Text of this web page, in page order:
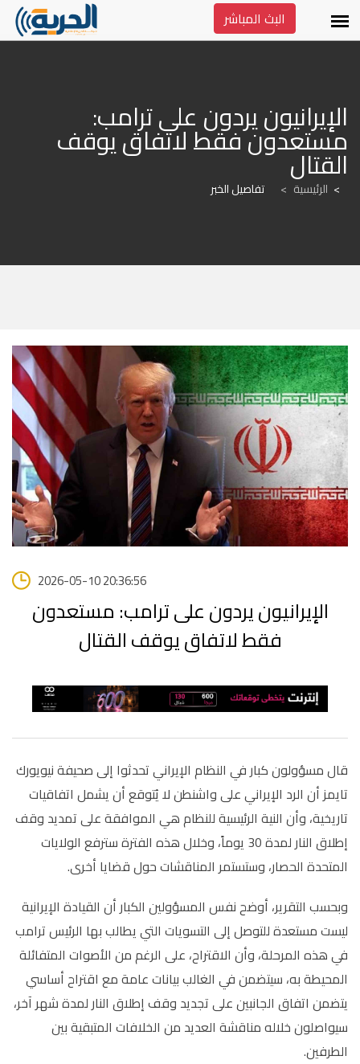
البث المباشر
القتال
الرئيسية > تفاصيل الخبر
2026-05-10 20:36:56
الإيرانيون يردون على ترامب: مستعدون
فقط لاتفاق يوقف القتال
قال مسؤولون كبار في النظام الإيراني تحدثوا إلى صحيفة نيويورك
تايمز أن الرد الإيراني على واشنطن لا يُتوقع أن يشمل اتفاقيات
تاريخية، وأن النية الرئيسية للنظام هي الموافقة على تمديد وقف
إطلاق النار لمدة 30 يوماً، وخلال هذه الفترة سترفع الولايات
المتحدة الحصار، وستستمر المناقشات حول قضايا أخرى.
وبحسب التقرير، أوضح نفس المسؤولين الكبار أن القيادة الإيرانية
ليست مستعدة للتوصل إلى التسويات التي يطالب بها الرئيس ترامب
في هذه المرحلة، وأن الاقتراح، على الرغم من الأصوات المتفائلة
المحيطة به، سيتضمن في الغالب بيانات عامة مع اقتراح أساسي
يتضمن اتفاق الجانبين على تجديد وقف إطلاق النار لمدة شهر آخر،
سيواصلون خلاله مناقشة العديد من الخلافات المتبقية بين
الطرفين.